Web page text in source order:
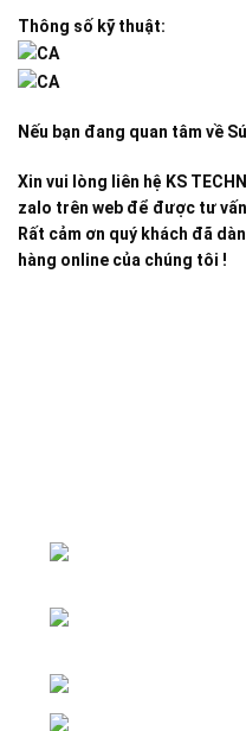
Thông số kỹ thuật:
Nếu bạn đang quan tâm về
Xin vui lòng liên hệ KS
zalo trên web để được tư
Rất cảm ơn quý khách đã
hàng online của chúng tôi !